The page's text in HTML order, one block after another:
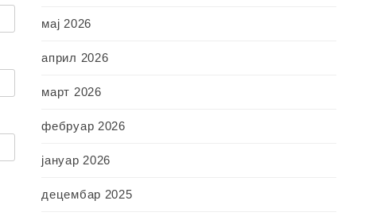
мај 2026
април 2026
март 2026
фебруар 2026
јануар 2026
децембар 2025